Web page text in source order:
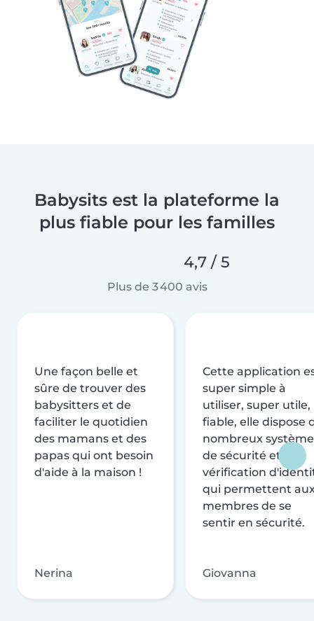
Babysits est la plateforme la
plus fiable pour les familles
4,7 / 5
Plus de 3 400 avis
Une façon belle et
sûre de trouver des
babysitters et de
faciliter le quotidien
des mamans et des
papas qui ont besoin
d'aide à la maison !
Nerina
Cette application
super simple à
utiliser, super utile,
fiable, elle dispose
nombreux
de sécurité et de
vérification
qui permettent
membres de se
sentir en sécurité.
Giovanna